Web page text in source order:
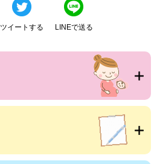
ツイートする LINEで送る